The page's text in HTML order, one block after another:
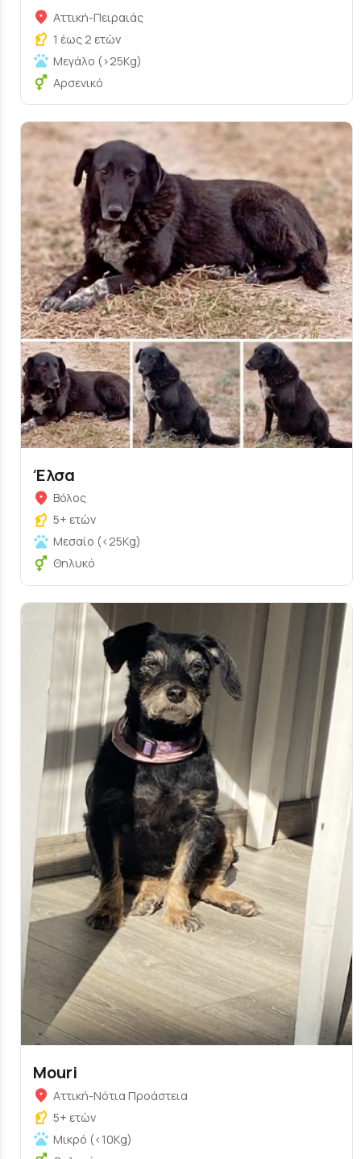
Αττική-Πειραιάς
1 έως 2 ετών
Μεγάλο (>25Kg)
Αρσενικό
Έλσα
Βόλος
5+ ετών
Μεσαίο (<25Kg)
Θηλυκό
Mouri
Αττική-Νότια Προάστεια
5+ ετών
Μικρό (<10Kg)